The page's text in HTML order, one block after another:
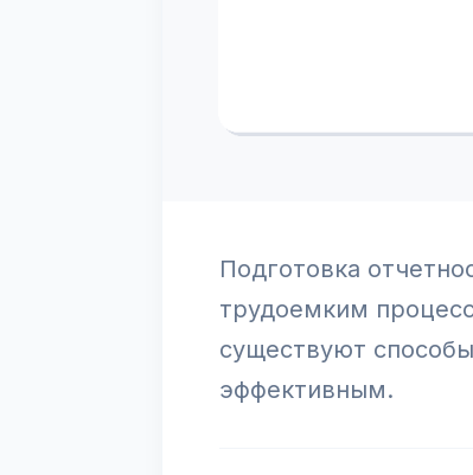
Подготовка
трудоемким
существуют
эффективным.